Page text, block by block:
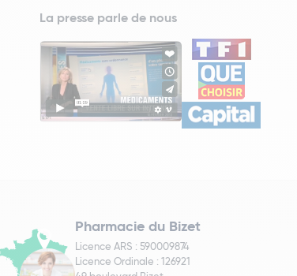
La presse parle de nous
Pharmacie du Bizet
Licence ARS : 590009874
Licence Ordinale : 126921